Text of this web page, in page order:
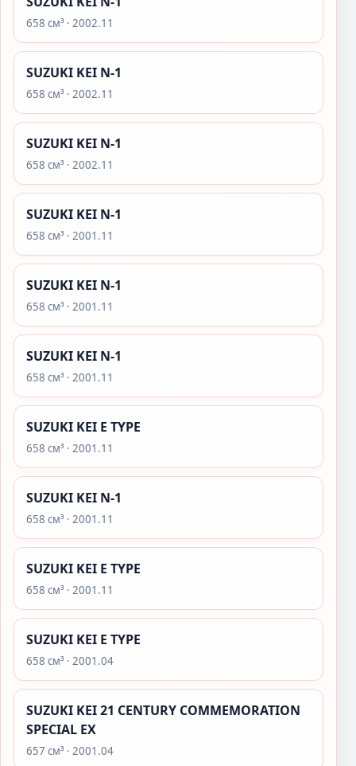
658 см³ · 2002.11
SUZUKI KEI N-1
658 см³ · 2002.11
SUZUKI KEI N-1
658 см³ · 2002.11
SUZUKI KEI N-1
658 см³ · 2001.11
SUZUKI KEI N-1
658 см³ · 2001.11
SUZUKI KEI N-1
658 см³ · 2001.11
SUZUKI KEI E TYPE
658 см³ · 2001.11
SUZUKI KEI N-1
658 см³ · 2001.11
SUZUKI KEI E TYPE
658 см³ · 2001.11
SUZUKI KEI E TYPE
658 см³ · 2001.04
SUZUKI KEI 21 CENTURY COMMEMORATION
SPECIAL EX
657 см³ · 2001.04